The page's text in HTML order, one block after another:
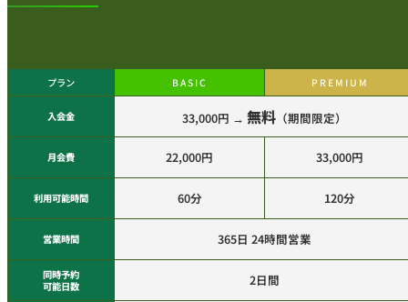
プラン BASIC PREMIUM
入会金 33,000円 → 無料 （期間限定）
月会費 22,000円 33,000円
利用可能時間 60分 120分
営業時間 365日 24時間営業
同時予約
可能日数
2日間